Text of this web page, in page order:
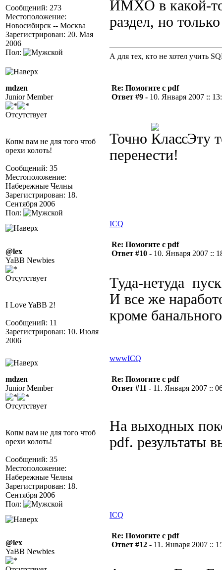
Сообщений: 273
Местоположение:
Новосибирск -- Москва
Зарегистрирован: 20. Мая
2006
Пол:
ИМХО в какой-
раздел, но
А для тех, кто не хотел учить
mdzen
Junior Member
Отсутствует
Копм вам не для того чтоб
орехи колоть!
Сообщений: 35
Местоположение:
Набережные Челны
Зарегистрирован: 18.
Сентября 2006
Пол:
Re: Помогите с pdf
Ответ #9 - 10. Января 2007 ::
Точно
. Эту
перенести!
ICQ
@lex
YaBB Newbies
Отсутствует
I Love YaBB 2!
Сообщений: 11
Зарегистрирован: 10. Июля
2006
Re: Помогите с pdf
Ответ #10 - 10. Января 2007 ::
Туда-нетуда
И все же
кроме
wwwICQ
mdzen
Junior Member
Отсутствует
Копм вам не для того чтоб
орехи колоть!
Сообщений: 35
Местоположение:
Набережные Челны
Зарегистрирован: 18.
Сентября 2006
Пол:
Re: Помогите с pdf
Ответ #11 - 11. Января 2007 ::
На выходных
pdf. результаты
ICQ
@lex
YaBB Newbies
Re: Помогите с pdf
Ответ #12 - 11. Января 2007 ::